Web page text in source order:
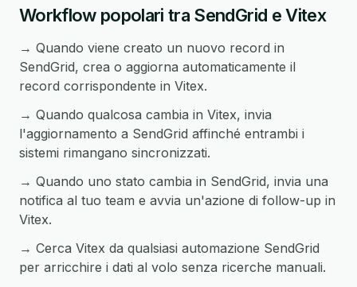
Workflow popolari tra SendGrid e Vitex
→ Quando viene creato un nuovo record in
SendGrid, crea o aggiorna automaticamente il
record corrispondente in Vitex.
→ Quando qualcosa cambia in Vitex, invia
l'aggiornamento a SendGrid affinché entrambi i
sistemi rimangano sincronizzati.
→ Quando uno stato cambia in SendGrid, invia una
notifica al tuo team e avvia un'azione di follow-up in
Vitex.
→ Cerca Vitex da qualsiasi automazione SendGrid
per arricchire i dati al volo senza ricerche manuali.